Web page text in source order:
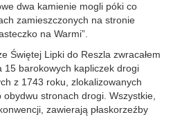
dwa kamienie mogli póki co
zamieszczonych na stronie
na Warmi”.
Świętej Lipki do Reszla zwracałem
15 barokowych kapliczek drogi
z 1743 roku, zlokalizowanych
stronach drogi. Wszystkie,
zawierają płaskorzeźby